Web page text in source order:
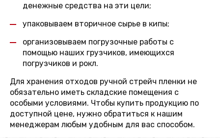
денежные средства на эти цели;
упаковываем вторичное сырье в кипы;
организовываем погрузочные работы с
помощью наших грузчиков, имеющихся
погрузчиков и рокл.
Для хранения отходов ручной стрейч пленки не
обязательно иметь складские помещения с
особыми условиями. Чтобы купить продукцию по
доступной цене, нужно обратиться к нашим
менеджерам любым удобным для вас способом.